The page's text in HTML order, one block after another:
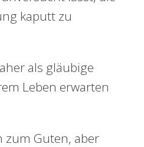
kaputt zu
als gläubige
Leben erwarten
zum Guten, aber